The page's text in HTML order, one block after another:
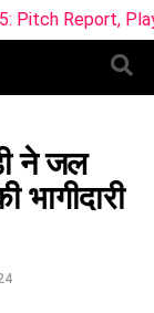
11 &
ने जल